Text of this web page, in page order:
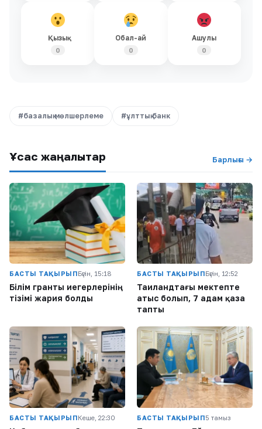
Қызық
0
Обал-ай
0
Ашулы
0
#базалық мөлшерлеме #ұлттық банк
Ұқсас жаңалықтар Барлығы →
БАСТЫ ТАҚЫРЫПБүгін, 15:18
Білім гранты иегерлерінің
тізімі жария болды
БАСТЫ ТАҚЫРЫПБүгін, 12:52
Таиландтағы мектепте
атыс болып, 7 адам қаза
тапты
БАСТЫ ТАҚЫРЫПКеше, 22:30 БАСТЫ ТАҚЫРЫП5 тамыз